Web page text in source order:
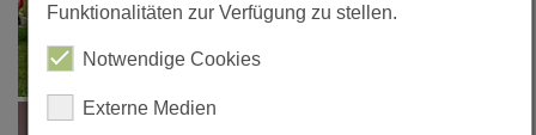
Funktionalitäten zur Verfügung zu stellen.
Notwendige Cookies
Externe Medien